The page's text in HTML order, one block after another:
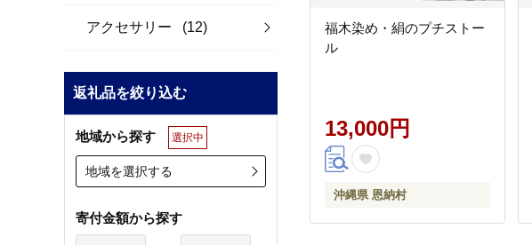
アクセサリー (12)
返礼品を絞り込む
地域から探す 選択中
地域を選択する
寄付金額から探す
福木染め・絹のプチストー
ル
13,000円
沖縄県 恩納村